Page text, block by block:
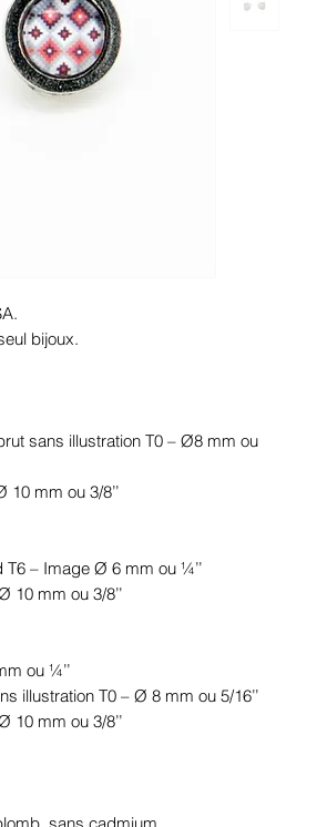
bijoux.
sans illustration T0 – Ø8 mm ou
mm ou 3/8’’
T6 – Image Ø 6 mm ou ¼’’
10 mm ou 3/8’’
ou ¼’’
illustration T0 – Ø 8 mm ou 5/16’’
10 mm ou 3/8’’